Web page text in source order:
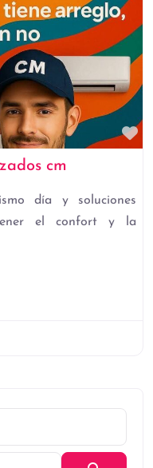
cm
día y soluciones
el confort y la